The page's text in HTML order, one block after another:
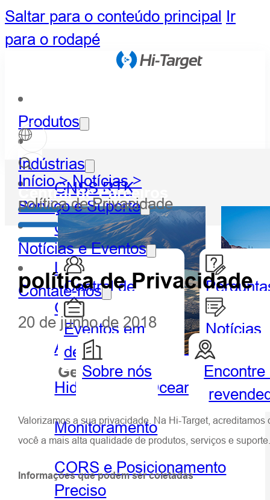
Saltar para o conteúdo principal Ir
para o rodapé
Produtos
GNSS RTK
Óptico
LiDAR
GIS portátil e tablet
Agricultura de precisão
Hidrografia e Oceanografia
Monitoramento
CORS e Posicionamento
Preciso
Indústrias
Geoespacial
Serviço e Suporte
Central de
Parceiros
Notícias e Eventos
Eventos em
destaque
Notícias
Contate-nos
Sobre nós
Encontre
Central de Parceiros
Início >Notícias >
política de Privacidade
política de Privacidade
20 de junho de 2018
Valorizamos a sua privacidade. Na Hi-Target,
você a mais alta qualidade de produtos, serviços e
Informações que podem ser coletadas